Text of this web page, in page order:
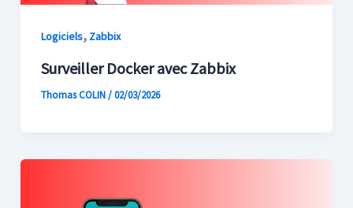
Logiciels, Zabbix
Surveiller Docker avec Zabbix
Thomas COLIN/02/03/2026